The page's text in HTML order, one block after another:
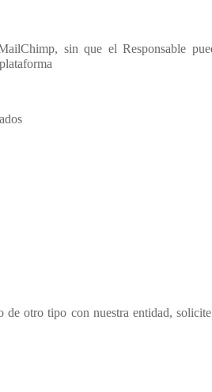
sin que el Responsable
de otro tipo con nuestra entidad,